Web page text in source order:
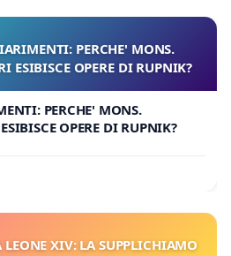
PERCHE' MONS.
ESIBISCE OPERE DI RUPNIK?
PERCHE' MONS.
OPERE DI RUPNIK?
LEONE XIV: LA SUPPLICHIAMO